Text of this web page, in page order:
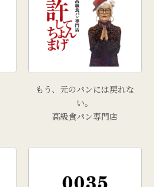
もう、元のパンには戻れな
い。
高級食パン専門店